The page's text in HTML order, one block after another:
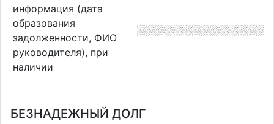
информация (дата
образования
задолженности, ФИО
руководителя), при
наличии
БЕЗНАДЕЖНЫЙ ДОЛГ